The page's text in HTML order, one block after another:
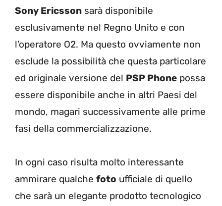
Sony Ericsson sarà disponibile
esclusivamente nel Regno Unito e con
l’operatore O2. Ma questo ovviamente non
esclude la possibilità che questa particolare
ed originale versione del PSP Phone possa
essere disponibile anche in altri Paesi del
mondo, magari successivamente alle prime
fasi della commercializzazione.
In ogni caso risulta molto interessante
ammirare qualche foto ufficiale di quello
che sarà un elegante prodotto tecnologico